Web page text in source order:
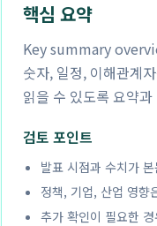
핵심 요약
Key summary
숫자, 일정, 이해관계
읽을 수 있도록 요약
검토 포인트
발표 시점과 수치가
정책, 기업, 산업 영향
추가 확인이 필요한